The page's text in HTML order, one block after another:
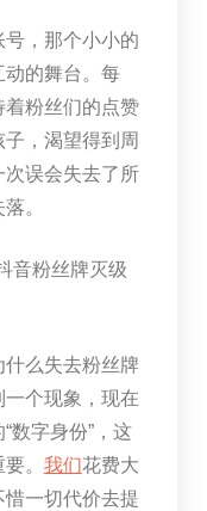
，那个小小的
动的舞台。每
粉丝们的点赞
，渴望得到周
次误会失去了所
。
么失去粉丝牌
个现象，现在
数字身份”，这
。 我们花费大
一切代价去提